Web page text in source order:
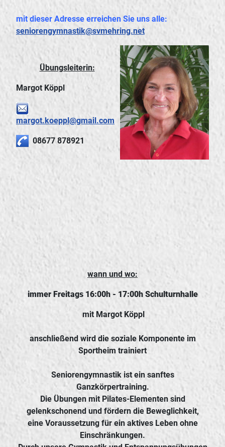
mit dieser Adresse erreichen Sie uns alle:
seniorengymnastik@svmehring.net
Übungsleiterin:
Margot Köppl
margot.koeppl@gmail.com
08677 878921
wann und wo:
immer Freitags 16:00h - 17:00h Schulturnhalle
mit Margot Köppl
anschließend wird die soziale Komponente im
Sportheim trainiert
Seniorengymnastik ist ein sanftes
Ganzkörpertraining.
Die Übungen mit Pilates-Elementen sind
gelenkschonend und fördern die Beweglichkeit,
eine Voraussetzung für ein aktives Leben ohne
Einschränkungen.